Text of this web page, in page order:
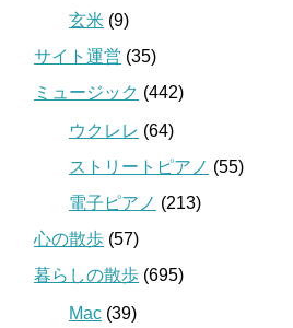
玄米 (9)
サイト運営 (35)
ミュージック (442)
ウクレレ (64)
ストリートピアノ (55)
電子ピアノ (213)
心の散歩 (57)
暮らしの散歩 (695)
Mac (39)